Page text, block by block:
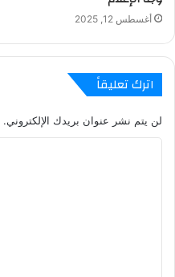
أغسطس 12, 2025
اترك تعليقاً
لن يتم نشر عنوان بريدك الإلكتروني.